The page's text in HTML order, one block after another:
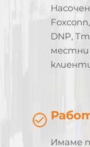
DNP,
местни
Имаме